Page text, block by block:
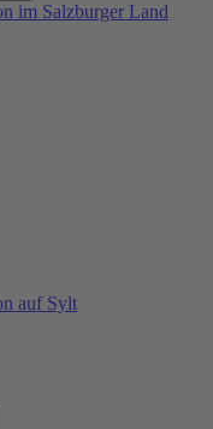
im Salzburger Land
auf Sylt